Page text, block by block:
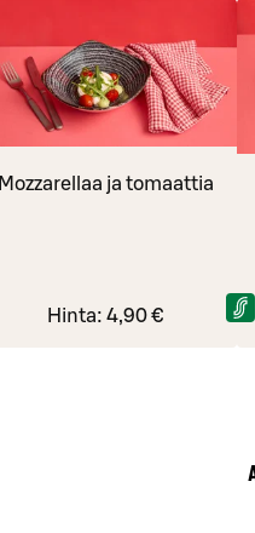
Mozzarellaa ja tomaattia
Hinta: 4,90 €